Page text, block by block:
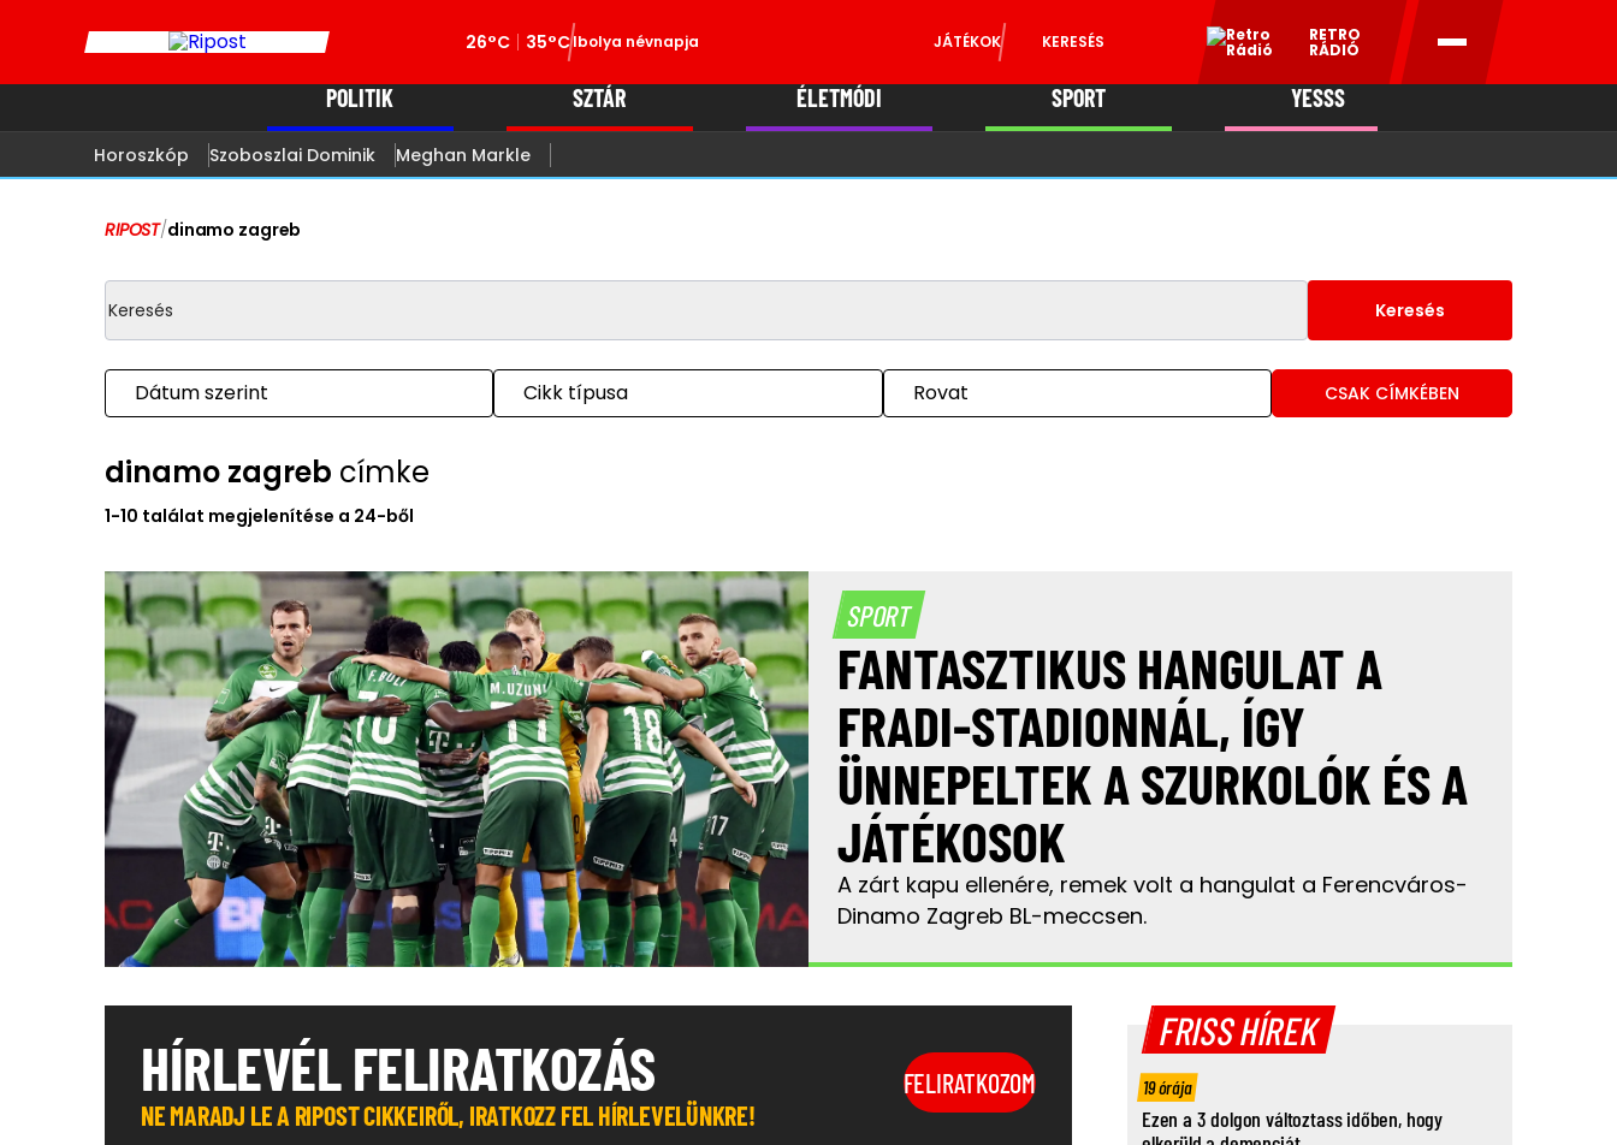
26°C 35°CIbolya névnapja JÁTÉKOK KERESÉS RETRO
RÁDIÓ
POLITIK SZTÁR ÉLETMÓDI SPORT YESSS
Horoszkóp Szoboszlai Dominik Meghan Markle
RIPOST/dinamo zagreb
Keresés
Dátum szerint Cikk típusa Rovat CSAK CÍMKÉBEN
dinamo zagreb címke
1-10 találat megjelenítése a 24-ből
SPORT
FANTASZTIKUS HANGULAT A
FRADI-STADIONNÁL, ÍGY
ÜNNEPELTEK A SZURKOLÓK ÉS A
JÁTÉKOSOK
A zárt kapu ellenére, remek volt a hangulat a Ferencváros-
Dinamo Zagreb BL-meccsen.
HÍRLEVÉL FELIRATKOZÁS
NE MARADJ LE A RIPOST CIKKEIRŐL, IRATKOZZ FEL HÍRLEVELÜNKRE!
FELIRATKOZOM
FRISS HÍREK
19 órája
Ezen a 3 dolgon változtass időben, hogy